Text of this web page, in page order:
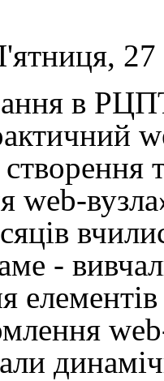
27
в
w
web-
-
web